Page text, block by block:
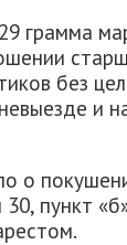
грамма
без
и
о
пункт